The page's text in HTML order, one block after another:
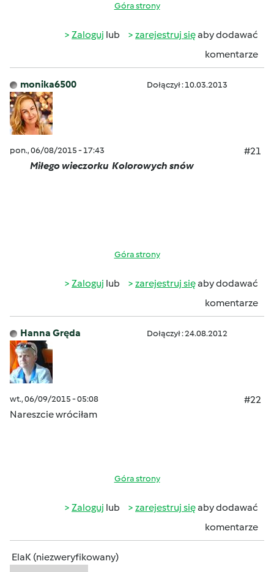
Góra strony
Zaloguj lub zarejestruj sięaby dodawać
komentarze
monika6500 Dołączył : 10.03.2013
pon., 06/08/2015 - 17:43
#21
Miłego wieczorku Kolorowych snów
Góra strony
Zaloguj lub zarejestruj sięaby dodawać
komentarze
Hanna Gręda Dołączył : 24.08.2012
wt., 06/09/2015 - 05:08
#22
Nareszcie wróciłam
Góra strony
Zaloguj lub zarejestruj sięaby dodawać
komentarze
ElaK (niezweryfikowany)